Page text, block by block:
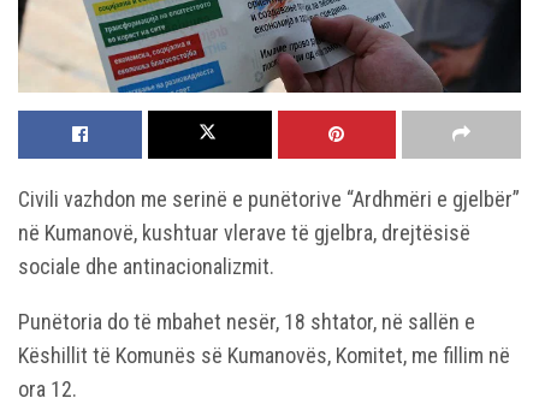
Civili vazhdon me serinë e punëtorive “Ardhmëri e gjelbër”
në Kumanovë, kushtuar vlerave të gjelbra, drejtësisë
sociale dhe antinacionalizmit.
Punëtoria do të mbahet nesër, 18 shtator, në sallën e
Këshillit të Komunës së Kumanovës, Komitet, me fillim në
ora 12.